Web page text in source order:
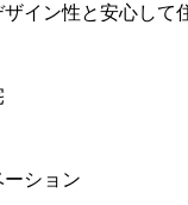
イン性と安心して
ション